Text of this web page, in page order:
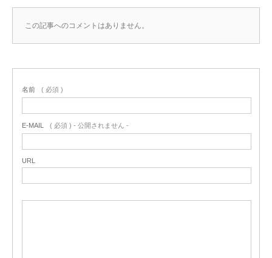
この記事へのコメントはありません。
名前 ( 必須 )
E-MAIL ( 必須 ) - 公開されません -
URL